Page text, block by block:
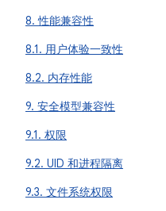
8. 性能兼容性
8.1. 用户体验一致性
8.2. 内存性能
9. 安全模型兼容性
9.1. 权限
9.2. UID 和进程隔离
9.3. 文件系统权限